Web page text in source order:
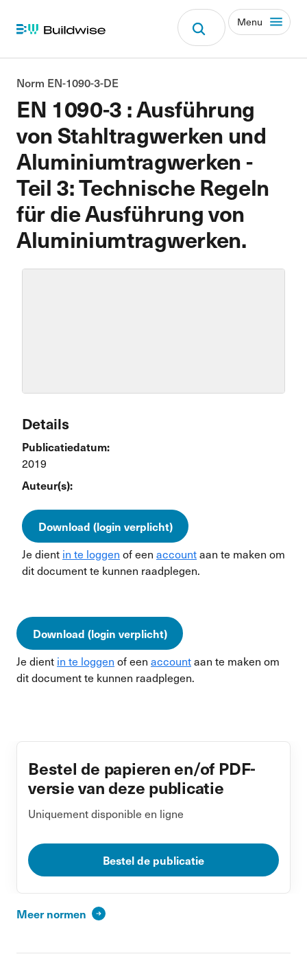
Menu
EN 1090-3 : Ausführung
von Stahltragwerken und
Aluminiumtragwerken -
Teil 3: Technische Regeln
für die Ausführung von
Aluminiumtragwerken.
Norm EN-1090-3-DE
Details
Publicatiedatum:
2019
Auteur(s):
Download (login verplicht)
Je dient in te loggen of een accountaan te maken om
dit document te kunnen raadplegen.
Download (login verplicht)
Je dient in te loggen of een accountaan te maken om
dit document te kunnen raadplegen.
Bestel de papieren en/of PDF-
versie van deze publicatie
Uniquement disponible en ligne
Bestel de publicatie
Meer normen